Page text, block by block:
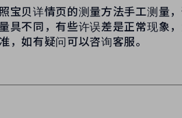
宝贝详情页的测量方法手工测量
具不同，有些许误差是正常现象
，如有疑问可以咨询客服。